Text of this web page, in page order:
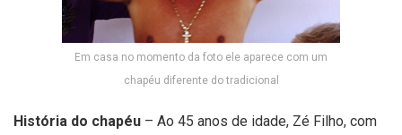
Em casa no momento da foto ele aparece com um
chapéu diferente do tradicional
História do chapéu – Ao 45 anos de idade, Zé Filho, com